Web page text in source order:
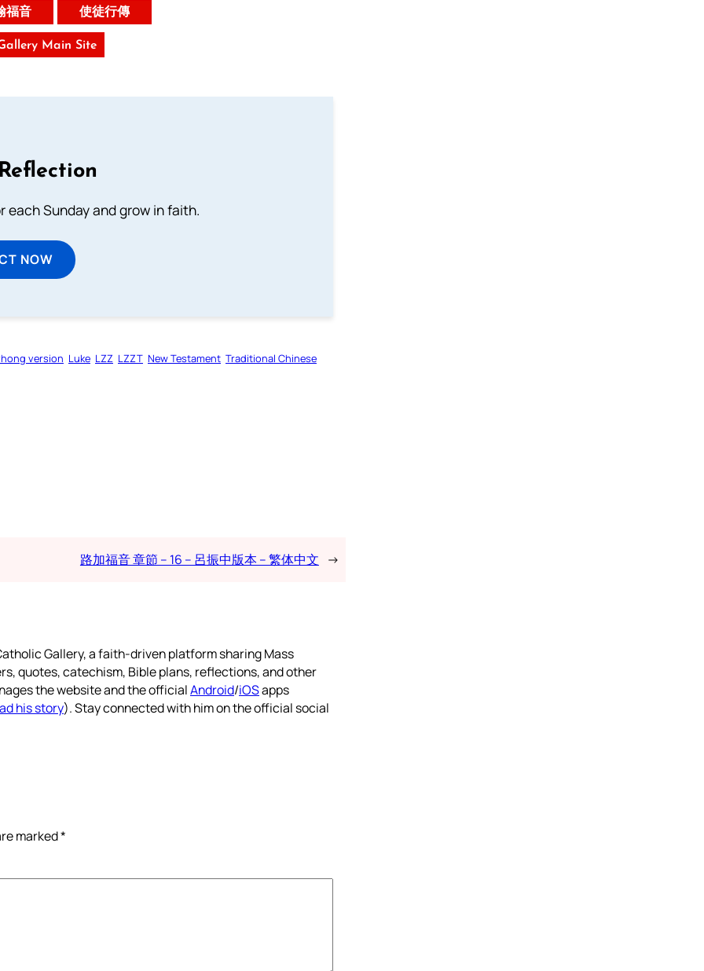
福音 使徒行傳
Main Site
Sunday and grow in faith.
NOW
version Luke LZZ LZZT New Testament Traditional Chinese
路加福音 章節 – 16 – 呂振中版本 – 繁体中文 →
Gallery, a faith-driven platform sharing Mass
quotes, catechism, Bible plans, reflections, and other
the website and the officialAndroid/iOSapps
his story). Stay connected with him on the official social
marked*